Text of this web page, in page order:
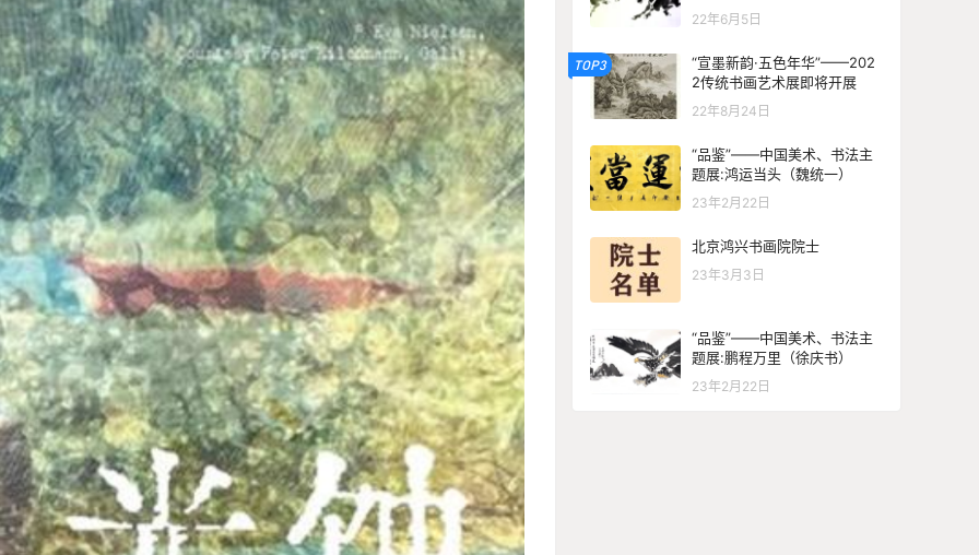
22年6月5日
TOP3
“宣墨新韵·五色年华”——202
2传统书画艺术展即将开展
22年8月24日
“品鉴”——中国美术、书法主
题展:鸿运当头（魏统一）
23年2月22日
北京鸿兴书画院院士
23年3月3日
“品鉴”——中国美术、书法主
题展:鹏程万里（徐庆书）
23年2月22日